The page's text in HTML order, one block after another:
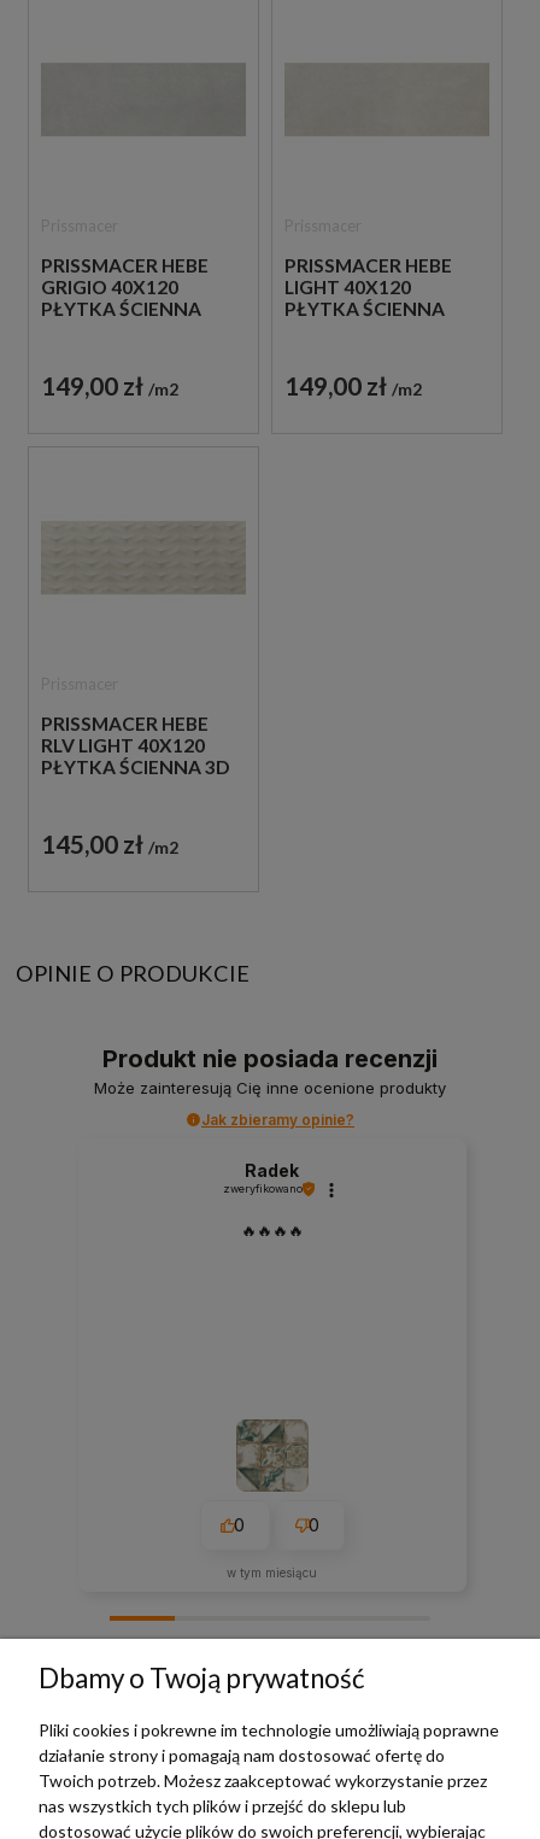
PRISSMACER HEBE
GRIGIO 40X120
PŁYTKA ŚCIENNA
149,00 zł m2
PRISSMACER HEBE
LIGHT 40X120
PŁYTKA ŚCIENNA
149,00 zł m2
PRISSMACER HEBE
RLV LIGHT 40X120
PŁYTKA ŚCIENNA 3D
145,00 zł m2
OPINIE O PRODUKCIE
Produkt nie posiada recenzji
Może zainteresują Cię inne ocenione produkty
Jak zbieramy opinie?
Radek
zweryfikowano
🔥🔥🔥🔥
0 0
w tym miesiącu
TERRADECO
BAZA WIEDZY
Dbamy o Twoją prywatność
Pliki cookies i pokrewne im technologie umożliwiają poprawne
działanie strony i pomagają nam dostosować ofertę do
Twoich potrzeb. Możesz zaakceptować wykorzystanie przez
nas wszystkich tych plików i przejść do sklepu lub
dostosować użycie plików do swoich preferencji, wybierając